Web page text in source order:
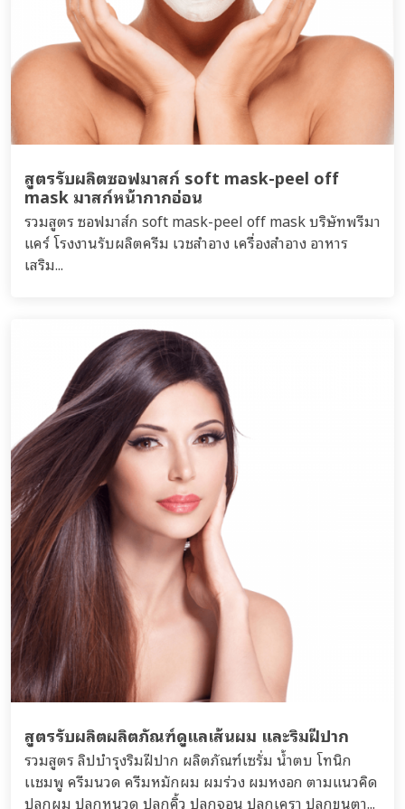
สูตรรับผลิตซอฟมาสก์ soft mask-peel off
mask มาสก์หน้ากากอ่อน
รวมสูตร ซอฟมาส์ก soft mask-peel off mask บริษัทพรีมา
แคร์ โรงงานรับผลิตครีม เวชสำอาง เครื่องสำอาง อาหาร
เสริม...
สูตรรับผลิตผลิตภัณฑ์ดูแลเส้นผม และริมฝีปาก
รวมสูตร ลิปบำรุงริมฝีปาก ผลิตภัณฑ์เซรั่ม น้ำตบ โทนิก
เเชมพู ครีมนวด ครีมหมักผม ผมร่วง ผมหงอก ตามแนวคิด
ปลูกผม ปลูกหนวด ปลูกคิ้ว ปลูกจอน ปลูกเครา ปลูกขนตา...